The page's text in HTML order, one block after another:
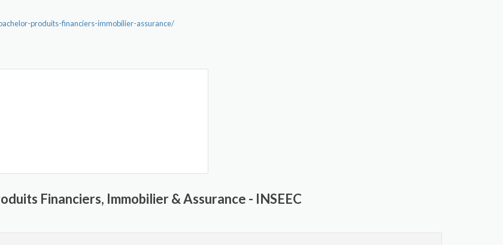
produits-financiers-immobilier-assurance/
Financiers, Immobilier & Assurance - INSEEC